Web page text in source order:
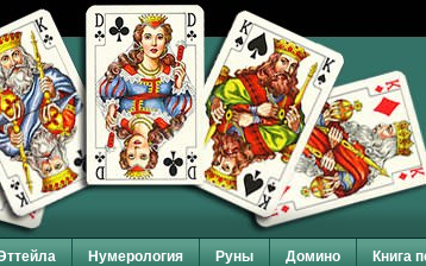
Нумерология Руны Домино Книга